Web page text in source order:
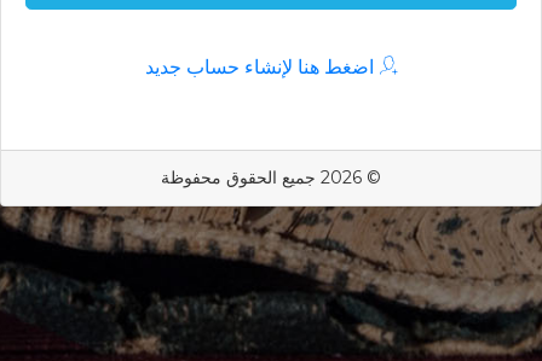
اضغط هنا لإنشاء حساب جديد
© 2026 جميع الحقوق محفوظة